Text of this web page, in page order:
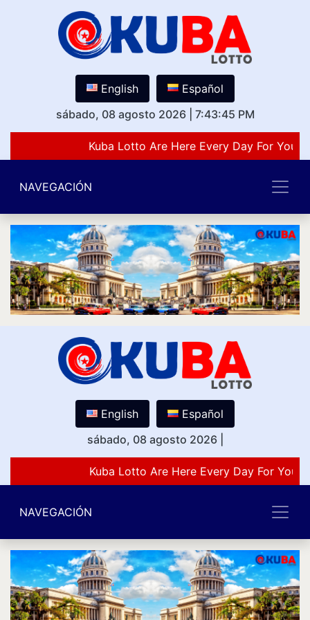
English
Español
sábado, 08 agosto 2026
7:43:45 PM
Kuba Lotto Are Here Every Day For You
NAVEGACIÓN
English
Español
sábado, 08 agosto 2026
Kuba Lotto Are Here Every Day For You
NAVEGACIÓN